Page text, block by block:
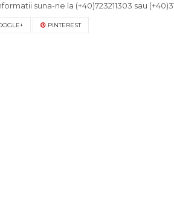
suna-ne la (+40)723211303 sau
PINTEREST